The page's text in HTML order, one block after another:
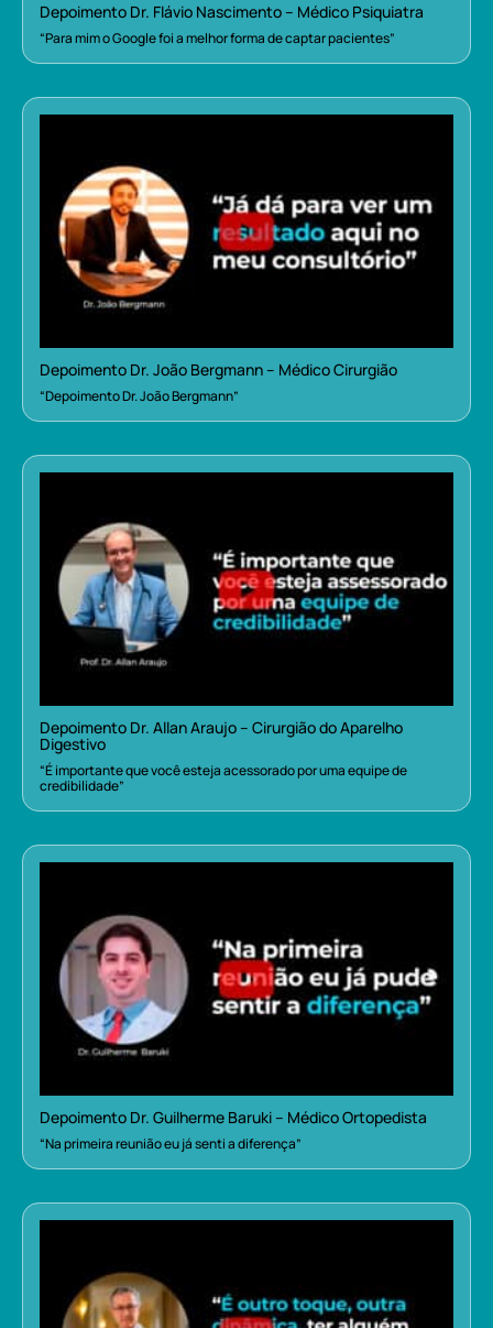
Depoimento Dr. Flávio Nascimento – Médico Psiquiatra
“Para mim o Google foi a melhor forma de captar pacientes”
Depoimento Dr. João Bergmann – Médico Cirurgião
“Depoimento Dr. João Bergmann”
Depoimento Dr. Allan Araujo – Cirurgião do Aparelho
Digestivo
“É importante que você esteja acessorado por uma equipe de
credibilidade”
Depoimento Dr. Guilherme Baruki – Médico Ortopedista
“Na primeira reunião eu já senti a diferença”